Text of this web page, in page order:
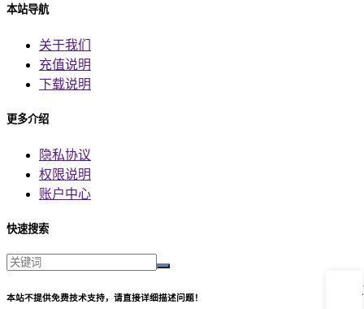
本站导航
关于我们
充值说明
下载说明
更多介绍
隐私协议
权限说明
账户中心
快速搜索
本站不提供免费技术支持，请直接详细描述问题！